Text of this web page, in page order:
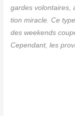
gardes volon­taires,
tion miracle. Ce
des wee­kends
Cepen­dant, les